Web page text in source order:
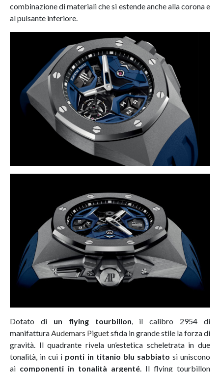
combinazione di materiali che si estende anche alla corona e
al pulsante inferiore.
Dotato di un flying tourbillon, il calibro 2954 di
manifatturaAudemars Piguetsfida in grande stile la forza di
gravità. Il quadrante rivela un’estetica scheletrata in due
tonalità, in cui i ponti in titanio blu sabbiato si uniscono
ai componenti in tonalità argenté. Il flying tourbillon